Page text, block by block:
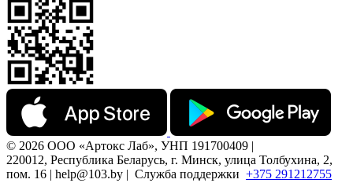
© 2026 ООО «Артокс Лаб», УНП 191700409 |
220012, Республика Беларусь, г. Минск, улица Толбухина, 2,
пом. 16 | help@103.by | Служба поддержки +375 291212755